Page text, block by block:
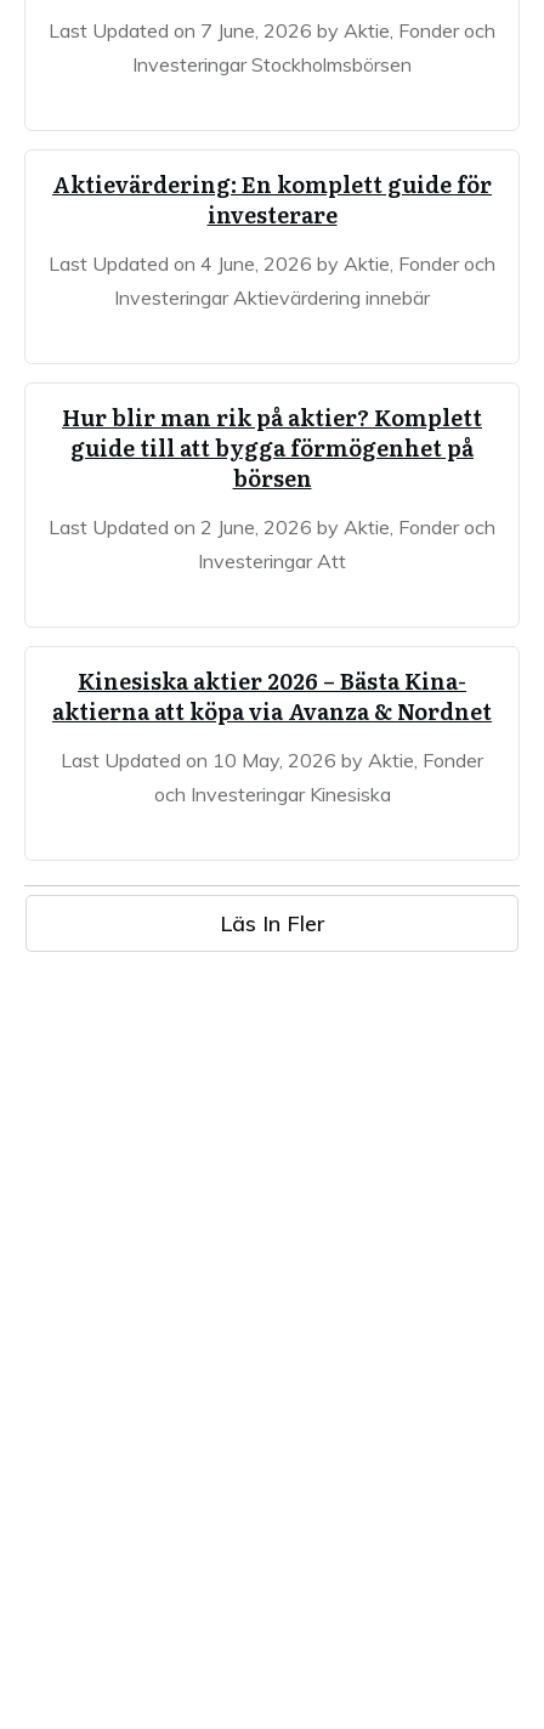
Last Updated on 7 June, 2026 by Aktie, Fonder och
Investeringar Stockholmsbörsen
Aktievärdering: En komplett guide för
investerare
Last Updated on 4 June, 2026 by Aktie, Fonder och
Investeringar Aktievärdering innebär
Hur blir man rik på aktier? Komplett
guide till att bygga förmögenhet på
börsen
Last Updated on 2 June, 2026 by Aktie, Fonder och
Investeringar Att
Kinesiska aktier 2026 – Bästa Kina-
aktierna att köpa via Avanza & Nordnet
Last Updated on 10 May, 2026 by Aktie, Fonder
och Investeringar Kinesiska
Läs In Fler